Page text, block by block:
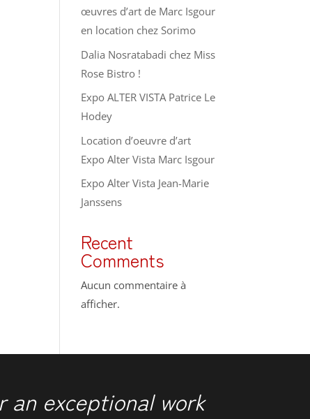
œuvres d’art de Marc Isgour
en location chez Sorimo
Dalia Nosratabadi chez Miss
Rose Bistro !
Expo ALTER VISTA Patrice Le
Hodey
Location d’oeuvre d’art
Expo Alter Vista Marc Isgour
Expo Alter Vista Jean-Marie
Janssens
Recent
Comments
Aucun commentaire à
afficher.
an exceptional work